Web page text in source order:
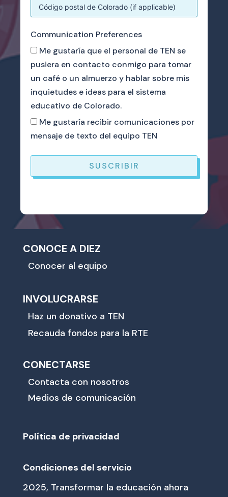
Communication Preferences
Me gustaría que el personal de TEN se
pusiera en contacto conmigo para tomar
un café o un almuerzo y hablar sobre mis
inquietudes e ideas para el sistema
educativo de Colorado.
Me gustaría recibir comunicaciones por
mensaje de texto del equipo TEN
SUSCRIBIR
CONOCE A DIEZ
Conocer al equipo
INVOLUCRARSE
Haz un donativo a TEN
Recauda fondos para la RTE
CONECTARSE
Contacta con nosotros
Medios de comunicación
Política de privacidad
Condiciones del servicio
2025, Transformar la educación ahora